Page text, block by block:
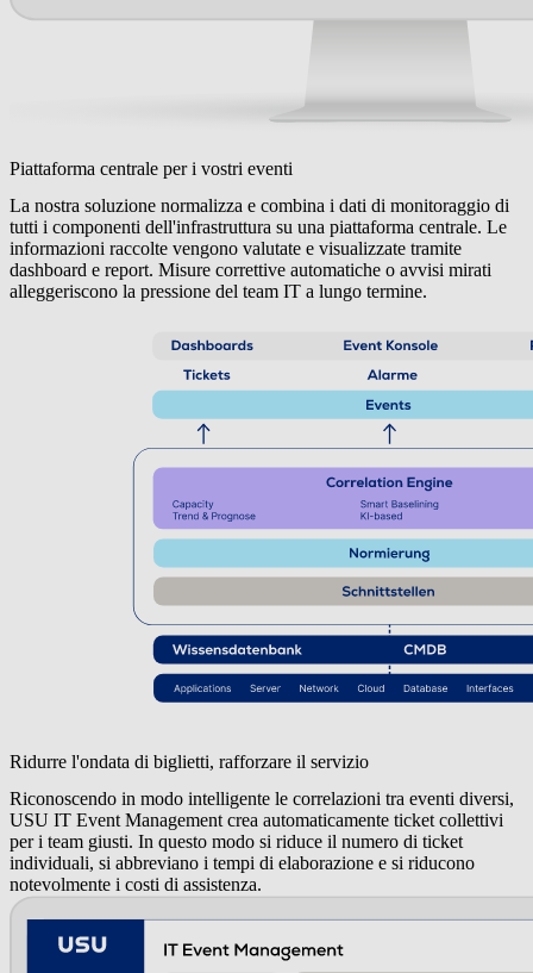
Piattaforma centrale per i vostri eventi
La nostra soluzione normalizza e combina i dati di monitoraggio di
tutti i componenti dell'infrastruttura su una piattaforma centrale. Le
informazioni raccolte vengono valutate e visualizzate tramite
dashboard e report. Misure correttive automatiche o avvisi mirati
alleggeriscono la pressione del team IT a lungo termine.
Ridurre l'ondata di biglietti, rafforzare il servizio
Riconoscendo in modo intelligente le correlazioni tra eventi diversi,
USU IT Event Management crea automaticamente ticket collettivi
per i team giusti. In questo modo si riduce il numero di ticket
individuali, si abbreviano i tempi di elaborazione e si riducono
notevolmente i costi di assistenza.